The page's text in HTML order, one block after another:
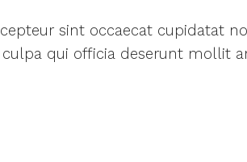
sint occaecat cupidatat
qui officia deserunt mollit